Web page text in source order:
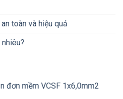
toàn và hiệu quả
đơn mềm VCSF 1x6,0mm2